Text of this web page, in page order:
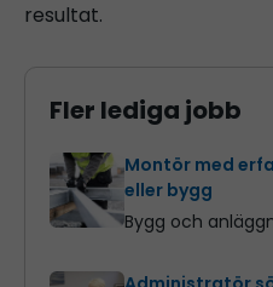
resultat.
Fler lediga jobb
Montör med
eller bygg
Bygg och